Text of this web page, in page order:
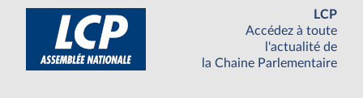
LCP
Accédez à toute
l'actualité de
la Chaine Parlementaire